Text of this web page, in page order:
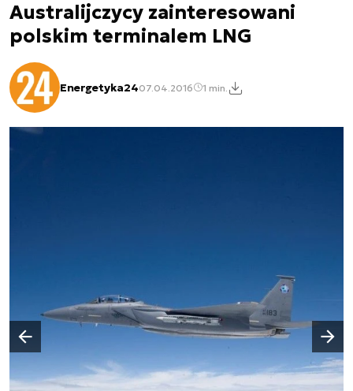
Australijczycy zainteresowani
polskim terminalem LNG
Energetyka2407.04.2016 1 min.
Poprzedni slajd
Następny slajd